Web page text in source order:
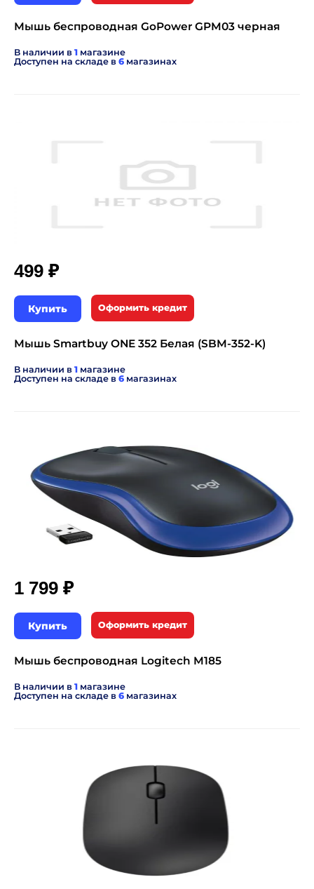
Мышь беспроводная GoPower GPM03 черная
В наличии в 1 магазине
Доступен на складе в 6 магазинах
499 ₽
Купить Оформить кредит
Мышь Smartbuy ONE 352 Белая (SBM-352-K)
В наличии в 1 магазине
Доступен на складе в 6 магазинах
1 799 ₽
Купить Оформить кредит
Мышь беспроводная Logitech M185
В наличии в 1 магазине
Доступен на складе в 6 магазинах